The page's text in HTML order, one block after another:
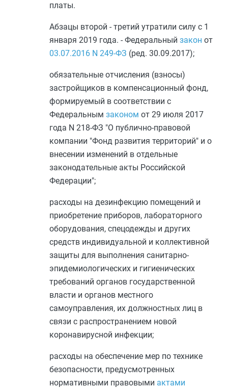
платы.
Абзацы второй - третий утратили силу с 1
января 2019 года. - Федеральный закон от
03.07.2016 N 249-ФЗ (ред. 30.09.2017);
обязательные отчисления (взносы)
застройщиков в компенсационный фонд,
формируемый в соответствии с
Федеральным законом от 29 июля 2017
года N 218-ФЗ "О публично-правовой
компании "Фонд развития территорий" и о
внесении изменений в отдельные
законодательные акты Российской
Федерации";
расходы на дезинфекцию помещений и
приобретение приборов, лабораторного
оборудования, спецодежды и других
средств индивидуальной и коллективной
защиты для выполнения санитарно-
эпидемиологических и гигиенических
требований органов государственной
власти и органов местного
самоуправления, их должностных лиц в
связи с распространением новой
коронавирусной инфекции;
расходы на обеспечение мер по технике
безопасности, предусмотренных
нормативными правовыми актами